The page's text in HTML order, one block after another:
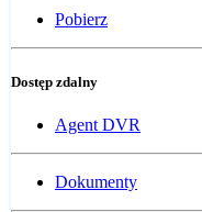
Pobierz
Dostęp zdalny
Agent DVR
Dokumenty